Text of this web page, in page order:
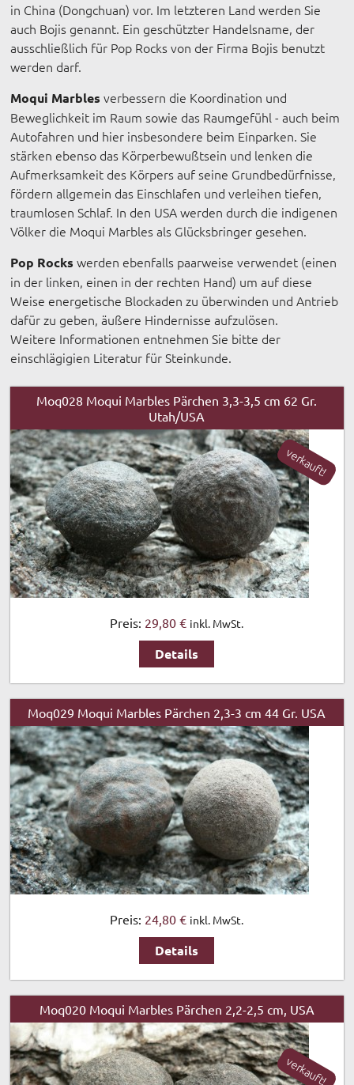
in China (Dongchuan) vor. Im letzteren Land werden Sie
auch Bojis genannt. Ein geschützter Handelsname, der
ausschließlich für Pop Rocks von der Firma Bojis benutzt
werden darf.
Moqui Marbles verbessern die Koordination und
Beweglichkeit im Raum sowie das Raumgefühl - auch beim
Autofahren und hier insbesondere beim Einparken. Sie
stärken ebenso das Körperbewußtsein und lenken die
Aufmerksamkeit des Körpers auf seine Grundbedürfnisse,
fördern allgemein das Einschlafen und verleihen tiefen,
traumlosen Schlaf. In den USA werden durch die indigenen
Völker die Moqui Marbles als Glücksbringer gesehen.
Pop Rocks werden ebenfalls paarweise verwendet (einen
in der linken, einen in der rechten Hand) um auf diese
Weise energetische Blockaden zu überwinden und Antrieb
dafür zu geben, äußere Hindernisse aufzulösen.
Weitere Informationen entnehmen Sie bitte der
einschlägigien Literatur für Steinkunde.
Moq028 Moqui Marbles Pärchen 3,3-3,5 cm 62 Gr.
Utah/USA
Preis: 29,80 € inkl. MwSt.
Details
verkauft!
Moq029 Moqui Marbles Pärchen 2,3-3 cm 44 Gr. USA
Preis: 24,80 € inkl. MwSt.
Details
Moq020 Moqui Marbles Pärchen 2,2-2,5 cm, USA
verkauft!